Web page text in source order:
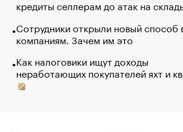
кредиты селлерам до атак на
Сотрудники открыли новый способ
компаниям. Зачем им это
Как налоговики ищут доходы
неработающих покупателей яхт и